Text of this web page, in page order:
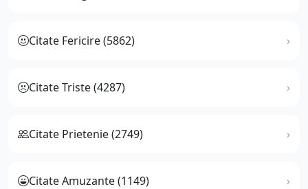
Citate Fericire (5862)
Citate Triste (4287)
Citate Prietenie (2749)
Citate Amuzante (1149)